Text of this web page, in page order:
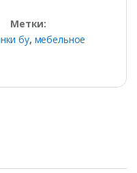
Метки:
бу, мебельное